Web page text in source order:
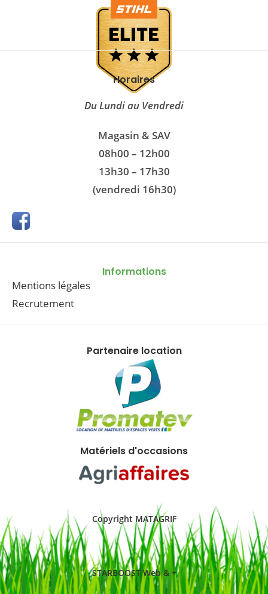
Horaires
Du Lundi au Vendredi
Magasin & SAV
08h00 – 12h00
13h30 – 17h30
(vendredi 16h30)
Informations
Mentions légales
Recrutement
Partenaire location
Matériels d'occasions
Copyright MATAGRIF
STARBOOST Web & +